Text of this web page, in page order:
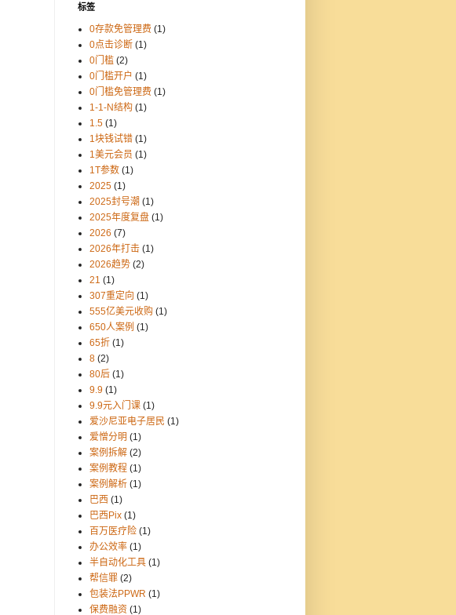
标签
0存款免管理费 (1)
0点击诊断 (1)
0门槛 (2)
0门槛开户 (1)
0门槛免管理费 (1)
1-1-N结构 (1)
1.5 (1)
1块钱试错 (1)
1美元会员 (1)
1T参数 (1)
2025 (1)
2025封号潮 (1)
2025年度复盘 (1)
2026 (7)
2026年打击 (1)
2026趋势 (2)
21 (1)
307重定向 (1)
555亿美元收购 (1)
650人案例 (1)
65折 (1)
8 (2)
80后 (1)
9.9 (1)
9.9元入门课 (1)
爱沙尼亚电子居民 (1)
爱憎分明 (1)
案例拆解 (2)
案例教程 (1)
案例解析 (1)
巴西 (1)
巴西Pix (1)
百万医疗险 (1)
办公效率 (1)
半自动化工具 (1)
帮信罪 (2)
包装法PPWR (1)
保费融资 (1)